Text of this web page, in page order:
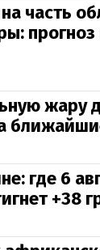
часть
прогноз
жару
где 6
+38